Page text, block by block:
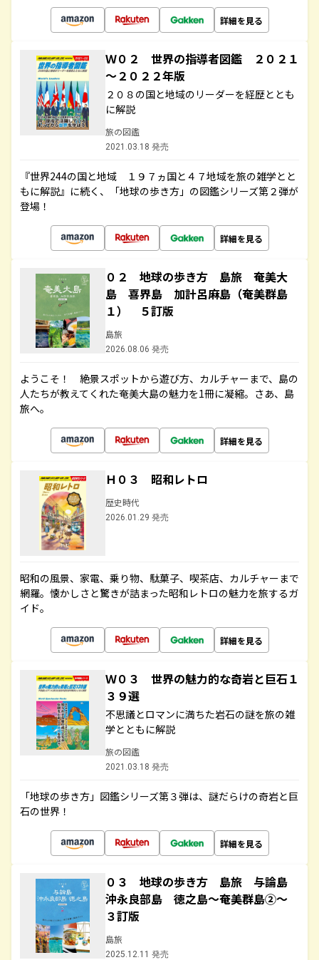
詳細を見る
Ｗ０２ 世界の指導者図鑑 ２０２１
～２０２２年版
２０８の国と地域のリーダーを経歴ととも
に解説
旅の図鑑
2021.03.18 発売
『世界244の国と地域 １９７ヵ国と４７地域を旅の雑学とと
もに解説』に続く、「地球の歩き方」の図鑑シリーズ第２弾が
登場！
詳細を見る
０２ 地球の歩き方 島旅 奄美大
島 喜界島 加計呂麻島（奄美群島
１） ５訂版
島旅
2026.08.06 発売
ようこそ！ 絶景スポットから遊び方、カルチャーまで、島の
人たちが教えてくれた奄美大島の魅力を1冊に凝縮。さあ、島
旅へ。
詳細を見る
Ｈ０３ 昭和レトロ
歴史時代
2026.01.29 発売
昭和の風景、家電、乗り物、駄菓子、喫茶店、カルチャーまで
網羅。懐かしさと驚きが詰まった昭和レトロの魅力を旅するガ
イド。
詳細を見る
Ｗ０３ 世界の魅力的な奇岩と巨石１
３９選
不思議とロマンに満ちた岩石の謎を旅の雑
学とともに解説
旅の図鑑
2021.03.18 発売
「地球の歩き方」図鑑シリーズ第３弾は、謎だらけの奇岩と巨
石の世界！
詳細を見る
０３ 地球の歩き方 島旅 与論島
沖永良部島 徳之島～奄美群島②～
３訂版
島旅
2025.12.11 発売